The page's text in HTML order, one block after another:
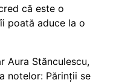
că este o
poată aduce la o
Aura Stănculescu,
notelor: Părinții se